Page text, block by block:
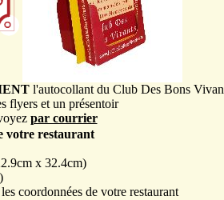
l'autocollant du Club Des Bons
flyers et un présentoir
par courrier
votre restaurant
x 32.4cm)
coordonnées de votre restaurant